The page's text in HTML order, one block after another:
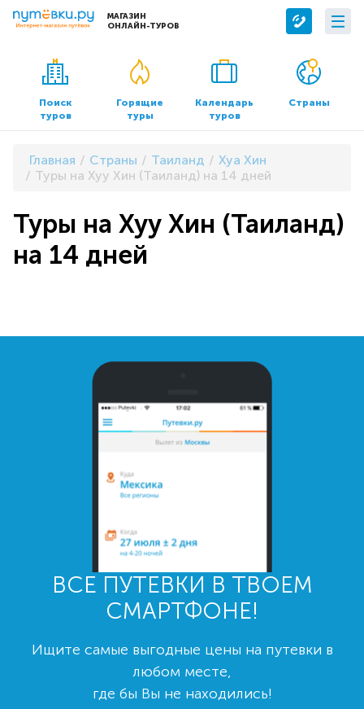
МАГАЗИН
ОНЛАЙН-ТУРОВ
Сервисы
Бронирование отелей
Трансфер
О компании
О нас
Контакты
Документы и реквизиты
Поиск
туров
Горящие
туры
Календарь
туров
Страны
Главная Страны Таиланд
Хуа Хин
Туры на Хуу Хин (Таиланд) на 14 дней
Туры на Хуу Хин (Таиланд)
на 14 дней
ВСЕ ПУТЕВКИ В ТВОЕМ
СМАРТФОНЕ!
Ищите самые выгодные цены на путевки в
любом месте,
где бы Вы не находились!